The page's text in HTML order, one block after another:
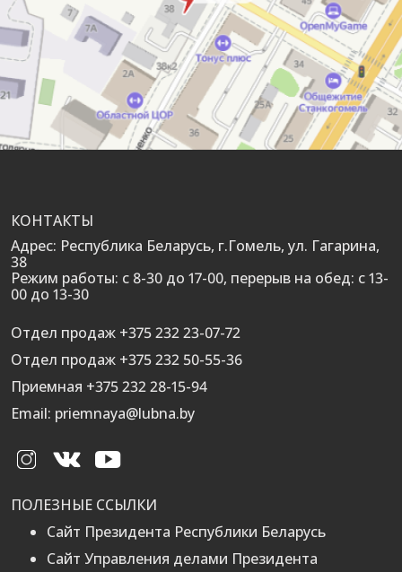
КОНТАКТЫ
Адрес: Республика Беларусь, г.Гомель, ул. Гагарина,
38
Режим работы: с 8-30 до 17-00, перерыв на обед: с 13-
00 до 13-30
Отдел продаж +375 232 23-07-72
Отдел продаж +375 232 50-55-36
Приемная +375 232 28-15-94
Email: priemnaya@lubna.by
ПОЛЕЗНЫЕ ССЫЛКИ
Сайт Президента Республики Беларусь
Сайт Управления делами Президента